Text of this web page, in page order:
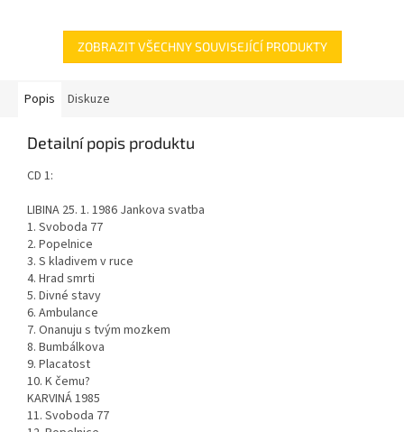
ZOBRAZIT VŠECHNY SOUVISEJÍCÍ PRODUKTY
Popis Diskuze
Detailní popis produktu
CD 1:
LIBINA 25. 1. 1986 Jankova svatba
1. Svoboda 77
2. Popelnice
3. S kladivem v ruce
4. Hrad smrti
5. Divné stavy
6. Ambulance
7. Onanuju s tvým mozkem
8. Bumbálkova
9. Placatost
10. K čemu?
KARVINÁ 1985
11. Svoboda 77